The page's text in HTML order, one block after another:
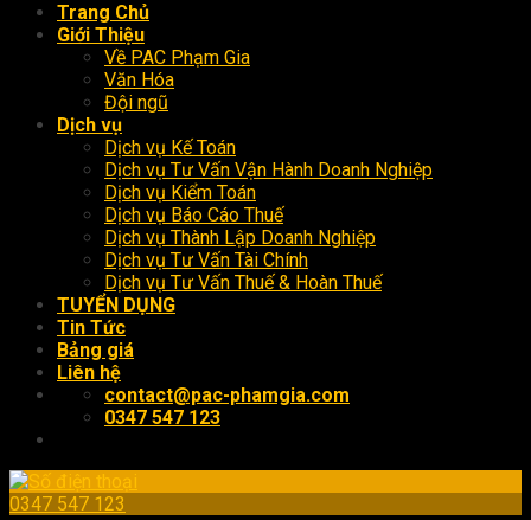
Trang Chủ
Giới Thiệu
Về PAC Phạm Gia
Văn Hóa
Đội ngũ
Dịch vụ
Dịch vụ Kế Toán
Dịch vụ Tư Vấn Vận Hành Doanh Nghiệp
Dịch vụ Kiểm Toán
Dịch vụ Báo Cáo Thuế
Dịch vụ Thành Lập Doanh Nghiệp
Dịch vụ Tư Vấn Tài Chính
Dịch vụ Tư Vấn Thuế & Hoàn Thuế
TUYỂN DỤNG
Tin Tức
Bảng giá
Liên hệ
contact@pac-phamgia.com
0347 547 123
0347 547 123